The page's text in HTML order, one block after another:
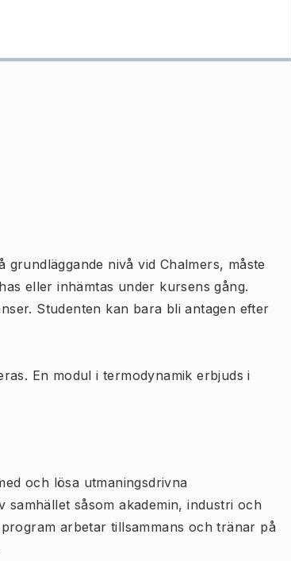
nivå vid Chalmers, måste
eller inhämtas under kursens gång.
Studenten kan bara bli antagen efter
En modul i termodynamik erbjuds i
och lösa utmaningsdrivna
såsom akademin, industri och
arbetar tillsammans och tränar på